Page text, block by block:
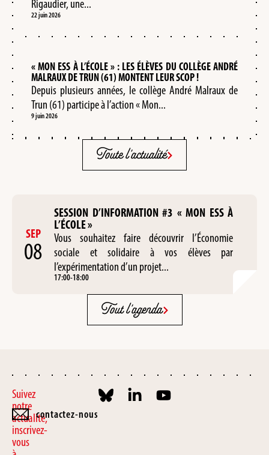
Rigaudier, une...
22 juin 2026
« MON ESS À L’ÉCOLE » : LES ÉLÈVES DU COLLÈGE ANDRÉ
MALRAUX DE TRUN (61) MONTENT LEUR SCOP !
Depuis plusieurs années, le collège André Malraux de
Trun (61) participe à l’action « Mon...
9 juin 2026
Toute l'actualité
SEP
08
SESSION D’INFORMATION #3 « MON ESS À
L’ÉCOLE »
Vous souhaitez faire découvrir l’Économie
sociale et solidaire à vos élèves par
l’expérimentation d’un projet...
17:00-18:00
Tout l'agenda
Suivez
notre
actualité,
inscrivez-
vous
contactez-nous